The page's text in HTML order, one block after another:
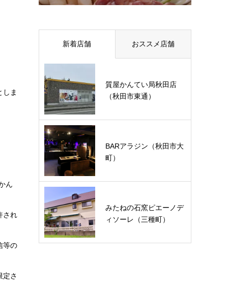
しま
ん
され
等の
定さ
新着店舗 おススメ店舗
質屋かんてい局秋田店
（秋田市東通）
BARアラジン（秋田市大
町）
みたねの石窯ピエーノデ
ィソーレ（三種町）